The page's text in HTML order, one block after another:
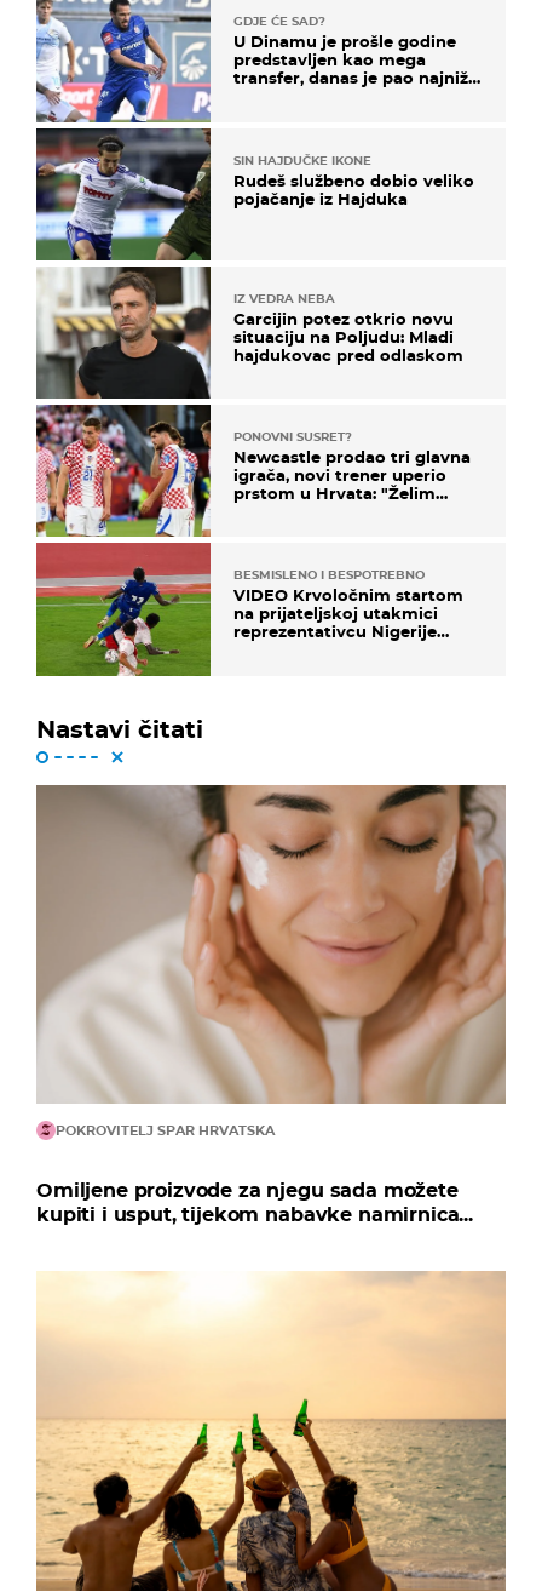
GDJE ĆE SAD?
U Dinamu je prošle godine
predstavljen kao mega
transfer, danas je pao najniže
SIN HAJDUČKE IKONE
Rudeš službeno dobio veliko
pojačanje iz Hajduka
IZ VEDRA NEBA
Garcijin potez otkrio novu
situaciju na Poljudu: Mladi
hajdukovac pred odlaskom
PONOVNI SUSRET?
Newcastle prodao tri glavna
igrača, novi trener uperio
prstom u Hrvata: "Želim
BESMISLENO I BESPOTREBNO
VIDEO Krvoločnim startom
na prijateljskoj utakmici
reprezentativcu Nigerije
Nastavi čitati
POKROVITELJ SPAR HRVATSKA
Omiljene proizvode za njegu sada možete
kupiti i usput, tijekom nabavke namirnica...